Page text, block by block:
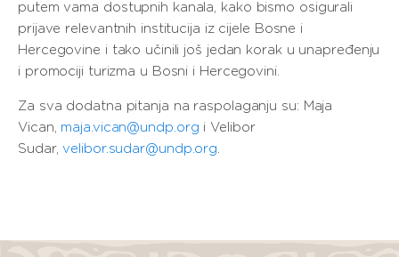
putem vama dostupnih kanala, kako bismo osigurali
prijave relevantnih institucija iz cijele Bosne i
Hercegovine i tako učinili još jedan korak u unapređenju
i promociji turizma u Bosni i Hercegovini.
Za sva dodatna pitanja na raspolaganju su: Maja
Vican, maja.vican@undp.org i Velibor
Sudar,velibor.sudar@undp.org.